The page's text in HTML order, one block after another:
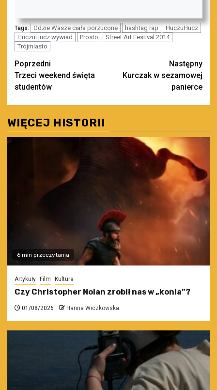
Tags: Gdzie Wasze ciała porzucone hashtag rap
HuczuHucz
HuczuHucz wywiad
Prosto
Street Art Festival 2014
Trójmiasto
Zobacz
wpisy
Poprzedni
Trzeci weekend święta
studentów
Następny
Kurczak w sezamowej
panierce
WIĘCEJ HISTORII
6 min przeczytania
Artykuły Film Kultura
Czy Christopher Nolan zrobił nas w „konia”?
01/08/2026 Hanna Wiczkowska